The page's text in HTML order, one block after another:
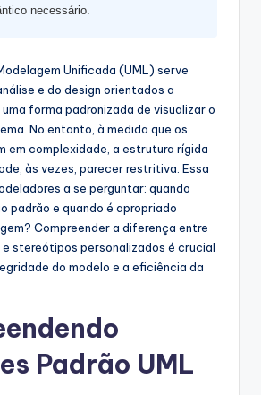
necessário.
Unificada (UML) serve
e do design orientados a
forma padronizada de visualizar o
No entanto, à medida que os
em complexidade, a estrutura rígida
às vezes, parecer restritiva. Essa
a se perguntar: quando
padrão e quando é apropriado
Compreender a diferença entre
stereótipos personalizados é crucial
do modelo e a eficiência da
Padrão UML